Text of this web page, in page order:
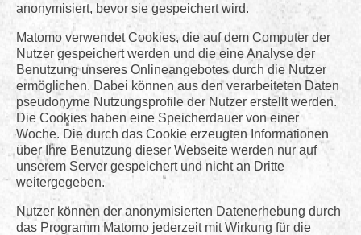
anonymisiert, bevor sie gespeichert wird.
Matomo verwendet Cookies, die auf dem Computer der
Nutzer gespeichert werden und die eine Analyse der
Benutzung unseres Onlineangebotes durch die Nutzer
ermöglichen. Dabei können aus den verarbeiteten Daten
pseudonyme Nutzungsprofile der Nutzer erstellt werden.
Die Cookies haben eine Speicherdauer von einer
Woche. Die durch das Cookie erzeugten Informationen
über Ihre Benutzung dieser Webseite werden nur auf
unserem Server gespeichert und nicht an Dritte
weitergegeben.
Nutzer können der anonymisierten Datenerhebung durch
das Programm Matomo jederzeit mit Wirkung für die